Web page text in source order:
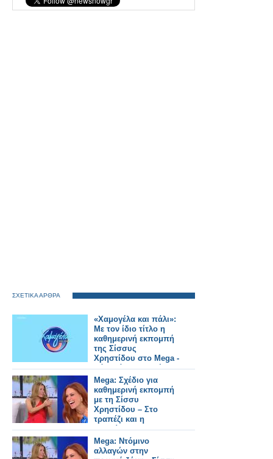
ΣΧΕΤΙΚΑ ΑΡΘΡΑ
«Χαμογέλα και πάλι»:
Με τον ίδιο τίτλο η
καθημερινή εκπομπή
της Σίσσυς
Χρηστίδου στο Mega -
Πότε κάνει πρεμιέρα;
Mega: Σχέδιο για
καθημερινή εκπομπή
με τη Σίσσυ
Χρηστίδου – Στο
τραπέζι και η
μετακίνηση της
Αναστασίας Γιάμαλη
Mega: Ντόμινο
αλλαγών στην